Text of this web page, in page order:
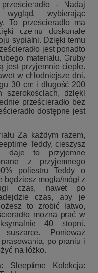
- Nadaj
wybierając
To prześcieradło ma
czemu doskonale
sypialni. Dzięki temu
jest ponadto
materiału. Gruby
jest przyjemnie ciepłe.
w chłodniejsze dni.
30 cm i długość 200
szerokościach, dzięki
prześcieradło bez
dostępne jest
Za każdym razem,
Teddy, cieszysz
daje to przyjemne
z przyjemnego
poliestru Teddy o
mogła/mógł z
czas, nawet po
czas, aby je
to zrobić łatwo,
można prać w
40 stopni.
Ponieważ
prasowania, po praniu i
na łóżko.
Sleeptime Kolekcja: